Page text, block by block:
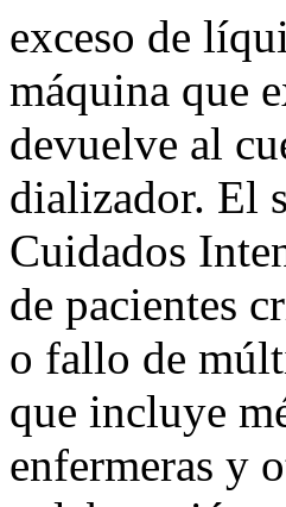
exceso de
máquina que
devuelve al
dializador. El
Cuidados
de pacientes
o fallo de
que incluye
enfermeras y